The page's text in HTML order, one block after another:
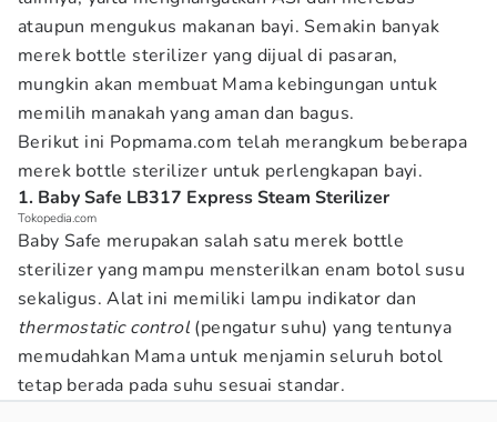
ataupun mengukus makanan bayi. Semakin banyak
merek bottle sterilizer yang dijual di pasaran,
mungkin akan membuat Mama kebingungan untuk
memilih manakah yang aman dan bagus.
Berikut ini Popmama.com telah merangkum beberapa
merek bottle sterilizer untuk perlengkapan bayi.
1. Baby Safe LB317 Express Steam Sterilizer
Tokopedia.com
Baby Safe merupakan salah satu merek bottle
sterilizer yang mampu mensterilkan enam botol susu
sekaligus. Alat ini memiliki lampu indikator dan
thermostatic control(pengatur suhu) yang tentunya
memudahkan Mama untuk menjamin seluruh botol
tetap berada pada suhu sesuai standar.